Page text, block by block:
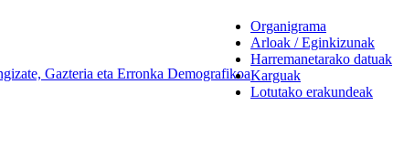
Gazteria eta Erronka Demografikoa
Organigrama
Arloak / Eginkizunak
Harremanetarako datuak
Karguak
Lotutako erakundeak